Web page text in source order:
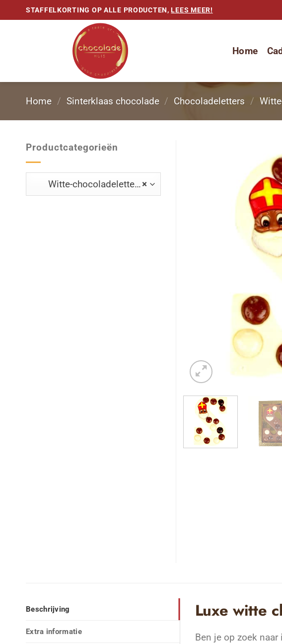
naar
STAFFELKORTING OP ALLE PRODUCTEN, LEES MEER!
Home
Home / Sinterklaas chocolade / Chocoladeletters /
Productcategorieën
×
Witte-chocoladeletters
Beschrijving
Extra informatie
Luxe witte
Ben je op zoek